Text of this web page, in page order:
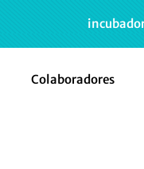
Colaboradores